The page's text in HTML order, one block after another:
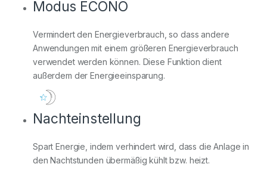
Modus ECONO
Vermindert den Energieverbrauch, so dass andere
Anwendungen mit einem größeren Energieverbrauch
verwendet werden können. Diese Funktion dient
außerdem der Energieeinsparung.
Nachteinstellung
Spart Energie, indem verhindert wird, dass die Anlage in
den Nachtstunden übermäßig kühlt bzw. heizt.